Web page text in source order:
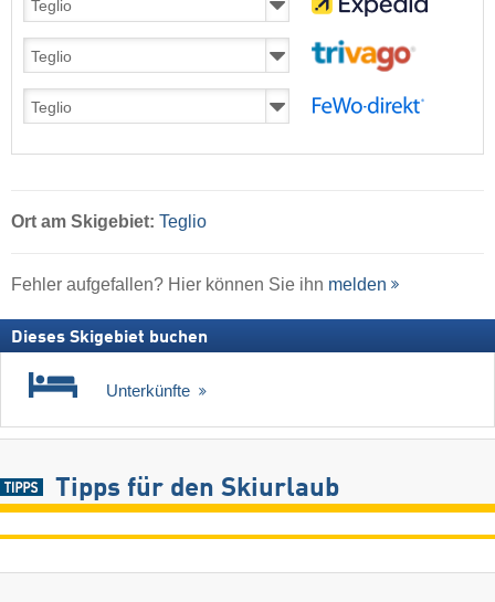
Ort am Skigebiet: Teglio
Fehler aufgefallen? Hier können Sie ihn melden
Dieses Skigebiet buchen
Unterkünfte
Tipps für den Skiurlaub